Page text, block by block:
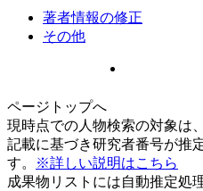
著者情報の修正
その他
ページトップへ
現時点での人物検索の対象は
記載に基づき研究者番号が推
す。
※詳しい説明はこちら
成果物リストには自動推定処